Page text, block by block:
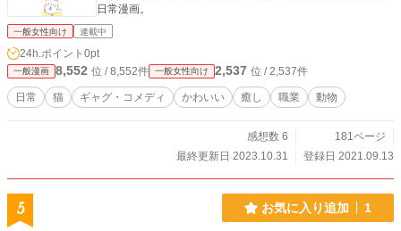
日常漫画。
一般女性向け 連載中
24h.ポイント 0pt
一般漫画 8,552 位 / 8,552件 一般女性向け 2,537 位 / 2,537件
日常 猫 ギャグ・コメディ かわいい 癒し 職業 動物
感想数 6
181ページ
最終更新日 2023.10.31
登録日 2021.09.13
5 お気に入り追加 1